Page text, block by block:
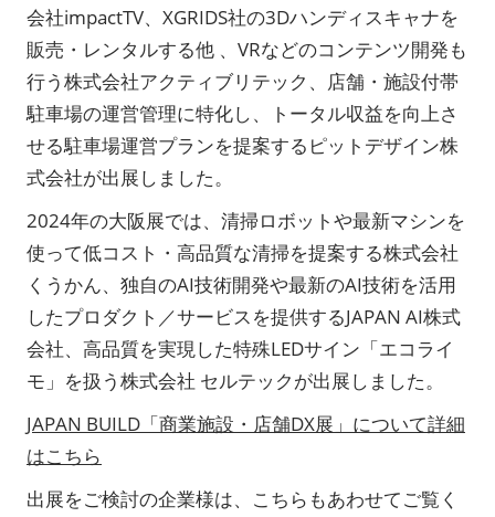
会社impactTV、XGRIDS社の3Dハンディスキャナを
販売・レンタルする他 、VRなどのコンテンツ開発も
行う株式会社アクティブリテック、店舗・施設付帯
駐車場の運営管理に特化し、トータル収益を向上さ
せる駐車場運営プランを提案するピットデザイン株
式会社が出展しました。
2024年の大阪展では、清掃ロボットや最新マシンを
使って低コスト・高品質な清掃を提案する株式会社
くうかん、独自のAI技術開発や最新のAI技術を活用
したプロダクト／サービスを提供するJAPAN AI株式
会社、高品質を実現した特殊LEDサイン「エコライ
モ」を扱う株式会社 セルテックが出展しました。
JAPAN BUILD「商業施設・店舗DX展」について詳細
はこちら
出展をご検討の企業様は、こちらもあわせてご覧く